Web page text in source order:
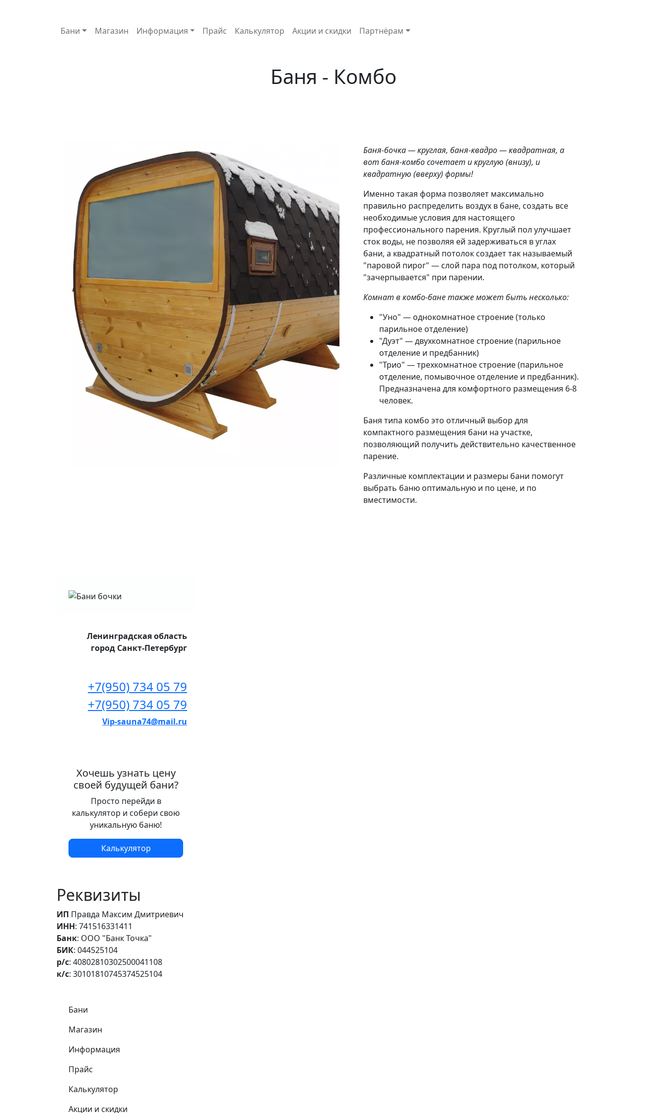
Основная навигация
Бани Магазин Информация Прайс Калькулятор Акции и скидки Партнёрам
Баня - Комбо
Баня-бочка — круглая, баня-квадро — квадратная, а
вот баня-комбо сочетает и круглую (внизу), и
квадратную (вверху) формы!
Именно такая форма позволяет максимально
правильно распределить воздух в бане, создать все
необходимые условия для настоящего
профессионального парения. Круглый пол улучшает
сток воды, не позволяя ей задерживаться в углах
бани, а квадратный потолок создает так называемый
"паровой пирог" — слой пара под потолком, который
"зачерпывается" при парении.
Комнат в комбо-бане также может быть несколько:
"Уно" — однокомнатное строение (только
парильное отделение)
"Дуэт" — двухкомнатное строение (парильное
отделение и предбанник)
"Трио" — трехкомнатное строение (парильное
отделение, помывочное отделение и предбанник).
Предназначена для комфортного размещения 6-8
человек.
Баня типа комбо это отличный выбор для
компактного размещения бани на участке,
позволяющий получить действительно качественное
парение.
Различные комплектации и размеры бани помогут
выбрать баню оптимальную и по цене, и по
вместимости.
Ленинградская область
город Санкт-Петербург
+7(950) 734 05 79
+7(950) 734 05 79
Vip-sauna74@mail.ru
Хочешь узнать цену
своей будущей бани?
Просто перейди в
калькулятор и собери свою
уникальную баню!
Калькулятор
Реквизиты
ИП Правда Максим Дмитриевич
ИНН: 741516331411
Банк: ООО "Банк Точка"
БИК: 044525104
р/с: 40802810302500041108
к/с: 30101810745374525104
Самое важное
Бани
Магазин
Информация
Прайс
Калькулятор
Акции и скидки